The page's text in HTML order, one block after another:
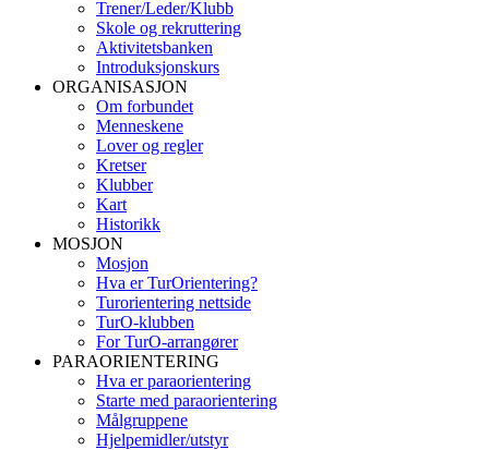
Trener/Leder/Klubb
Skole og rekruttering
Aktivitetsbanken
Introduksjonskurs
ORGANISASJON
Om forbundet
Menneskene
Lover og regler
Kretser
Klubber
Kart
Historikk
MOSJON
Mosjon
Hva er TurOrientering?
Turorientering nettside
TurO-klubben
For TurO-arrangører
PARAORIENTERING
Hva er paraorientering
Starte med paraorientering
Målgruppene
Hjelpemidler/utstyr